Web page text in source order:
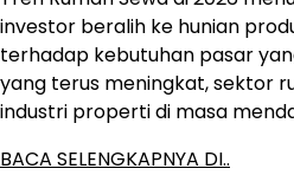
investor beralih ke hunian
terhadap kebutuhan pasar
yang terus meningkat, sektor
industri properti di masa
BACA SELENGKAPNYA DI..